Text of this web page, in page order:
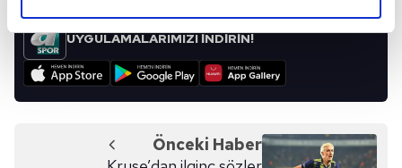
kalemimiz olduğunu sizlere hatırlatmak isteriz.
Her halükârda, kullanıcılar, bu çerezlere izin vermedikleri
UYGULAMALARIMIZI İNDİRİN!
Önceki Haber